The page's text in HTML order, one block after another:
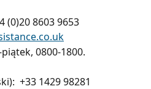
(0)20 8603 9653
0800-1800.
+33 1429 98281